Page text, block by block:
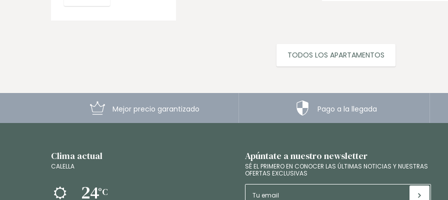
TODOS LOS APARTAMENTOS
Mejor precio garantizado Pago a la llegada
Clima actual
CALELLA
24ºC
Apúntate a nuestro newsletter
SÉ EL PRIMERO EN CONOCER LAS ÚLTIMAS NOTICIAS Y NUESTRAS
OFERTAS EXCLUSIVAS